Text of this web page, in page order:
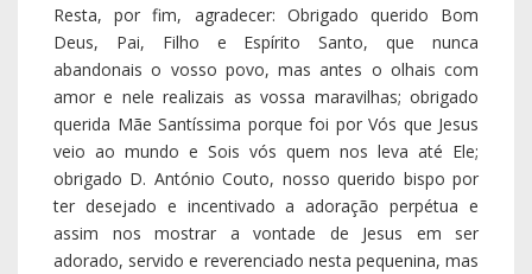
Resta, por fim, agradecer: Obrigado querido Bom
Deus, Pai, Filho e Espírito Santo, que nunca
abandonais o vosso povo, mas antes o olhais com
amor e nele realizais as vossa maravilhas; obrigado
querida Mãe Santíssima porque foi por Vós que Jesus
veio ao mundo e Sois vós quem nos leva até Ele;
obrigado D. António Couto, nosso querido bispo por
ter desejado e incentivado a adoração perpétua e
assim nos mostrar a vontade de Jesus em ser
adorado, servido e reverenciado nesta pequenina, mas